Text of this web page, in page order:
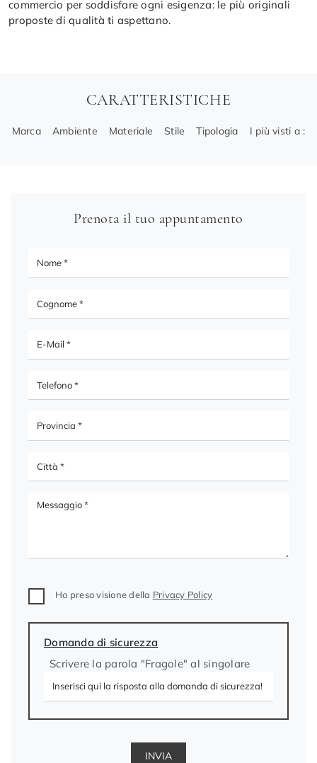
commercio per soddisfare ogni esigenza: le più originali
proposte di qualità ti aspettano.
CARATTERISTICHE
Marca Ambiente Materiale Stile Tipologia I più visti a :
Prenota il tuo appuntamento
Ho preso visione della Privacy Policy
Domanda di sicurezza
Scrivere la parola "Fragole" al singolare
INVIA